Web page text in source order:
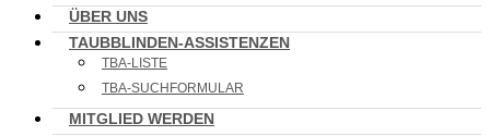
ÜBER UNS
TAUBBLINDEN-ASSISTENZEN
TBA-LISTE
TBA-SUCHFORMULAR
MITGLIED WERDEN